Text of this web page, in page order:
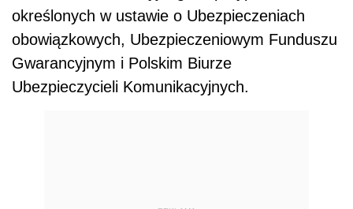
określonych w ustawie o Ubezpieczeniach
obowiązkowych, Ubezpieczeniowym Funduszu
Gwarancyjnym i Polskim Biurze
Ubezpieczycieli Komunikacyjnych.